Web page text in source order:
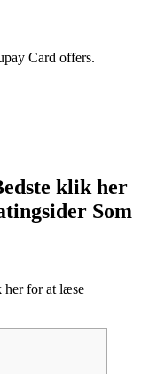
Card offers.
klik her
Som
her for at læse